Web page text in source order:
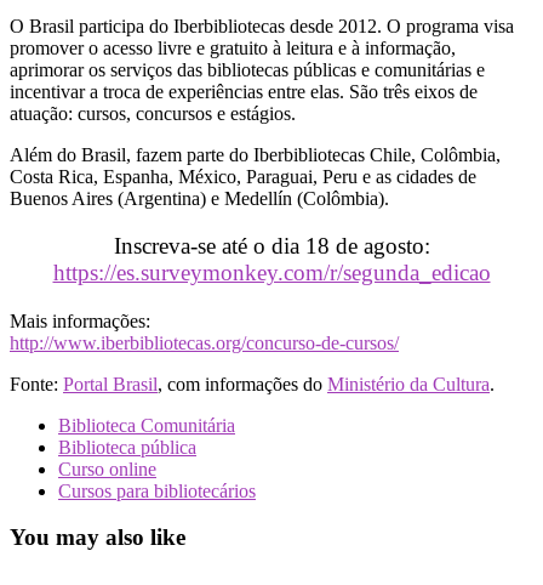
O Brasil participa do Iberbibliotecas desde 2012. O programa visa
promover o acesso livre e gratuito à leitura e à informação,
aprimorar os serviços das bibliotecas públicas e comunitárias e
incentivar a troca de experiências entre elas. São três eixos de
atuação: cursos, concursos e estágios.
Além do Brasil, fazem parte do Iberbibliotecas Chile, Colômbia,
Costa Rica, Espanha, México, Paraguai, Peru e as cidades de
Buenos Aires (Argentina) e Medellín (Colômbia).
Inscreva-se até o dia 18 de agosto:
https://es.surveymonkey.com/r/segunda_edicao
Mais informações:
http://www.iberbibliotecas.org/concurso-de-cursos/
Fonte: Portal Brasil, com informações do Ministério da Cultura.
Biblioteca Comunitária
Biblioteca pública
Curso online
Cursos para bibliotecários
You may also like